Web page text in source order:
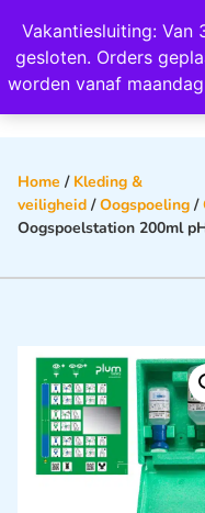
Vakantiesluiting: Van
gesloten. Orders
worden vanaf
Wij
Home / Kleding &
veiligheid /Oogspoeling /
Oogspoelstation 200ml